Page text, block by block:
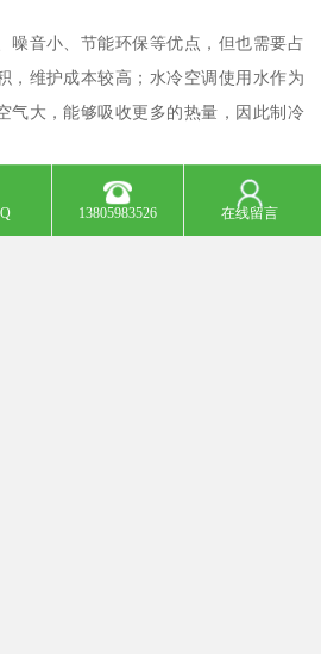
噪音小、节能环保等优点，但也需要占
，维护成本较高；水冷空调使用水作为
气大，能够吸收更多的热量，因此制冷
13805983526 在线留言